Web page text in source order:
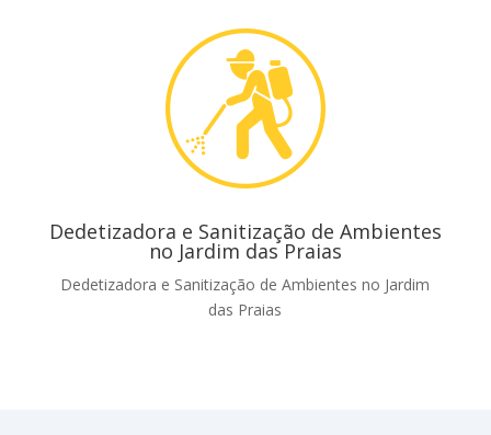
Dedetizadora e Sanitização de Ambientes
no Jardim das Praias
Dedetizadora e Sanitização de Ambientes no Jardim
das Praias